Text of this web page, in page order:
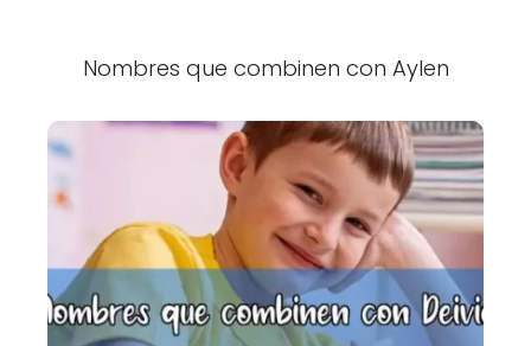
Nombres que combinen con Aylen